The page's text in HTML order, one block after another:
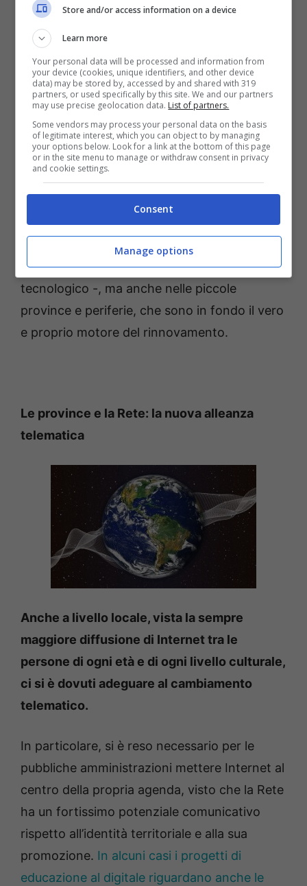
Basti pensare a quanti nuovi siti e a quante
nuove app sono stati sviluppati in questa
direzione, ovvero per fornire servizi di base
(ad esempio quelli legati alla sanità o alla
pubblica amministrazione) ma anche utili
sempre e comunque all’insegna della
multimedialità.
Tutto questo cambiamento globale, come è
chiaro, avviene anche a livello locale,
dunque non solamente nelle grandi città
più predisposte per natura al cambiamento
tecnologico -, ma anche nelle piccole
province e periferie, che sono in fondo il vero
e proprio motore del rinnovamento.
Le province e la Rete: la nuova alleanza
telematica
Anche a livello locale, vista la sempre
maggiore diffusione di Internet tra le
persone di ogni età e di ogni livello culturale,
ci si è dovuti adeguare al cambiamento
telematico.
In particolare, si è reso necessario per le
pubbliche amministrazioni mettere Internet al
centro della propria agenda, visto che la Rete
ha un fortissimo potenziale comunicativo
rispetto all’identità territoriale e alla sua
promozione. In alcuni casi i progetti di
educazione al digitale riguardano anche le
Store and/or access information on a device
Learn more
Your personal data will be processed and information from
your device (cookies, unique identifiers, and other device
data) may be stored by, accessed by and shared with 319
partners, or used specifically by this site. We and our partners
may use precise geolocation data. List of partners.
Some vendors may process your personal data on the basis
of legitimate interest, which you can object to by managing
your options below. Look for a link at the bottom of this page
or in the site menu to manage or withdraw consent in privacy
and cookie settings.
Consent
Manage options